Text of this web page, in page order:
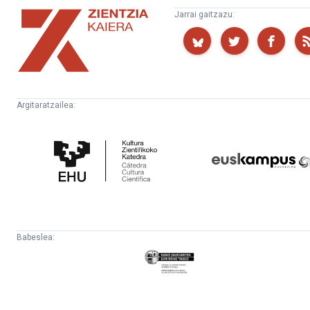
Zientzia
Kaiera
Jarrai gaitzazu:
Argitaratzailea:
Zientifikoko
Katedra
Babeslea:
Eusko
Jaurlaritza